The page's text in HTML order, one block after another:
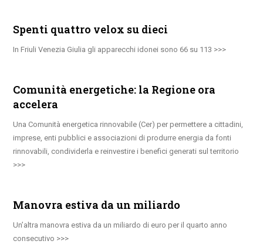
Spenti quattro velox su dieci
In Friuli Venezia Giulia gli apparecchi idonei sono 66 su 113
Comunità energetiche: la Regione ora
accelera
Una Comunità energetica rinnovabile (Cer) per permettere a cittadini,
imprese, enti pubblici e associazioni di produrre energia da fonti
rinnovabili, condividerla e reinvestire i benefici generati sul territorio
Manovra estiva da un miliardo
Un’altra manovra estiva da un miliardo di euro per il quarto anno
consecutivo